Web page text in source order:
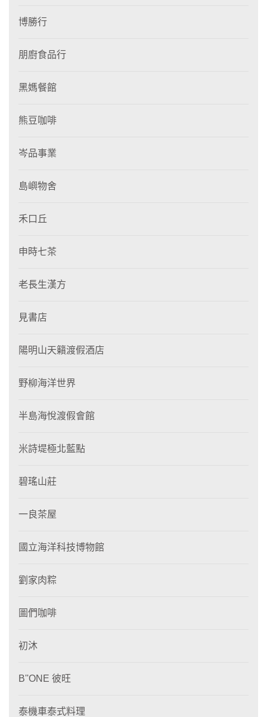
博勝行
朋廚食品行
黑媽餐館
熊豆咖啡
岑品事業
島嶼物舍
禾口丘
申時七茶
老長生漢方
見書店
陽明山天籟渡假酒店
野柳海洋世界
半島海悅渡假會館
米詩堤極北藍點
碧瑤山莊
一良茶屋
國立海洋科技博物館
劉家肉粽
圖們咖啡
初沐
B''ONE 彼旺
泰機車泰式料理